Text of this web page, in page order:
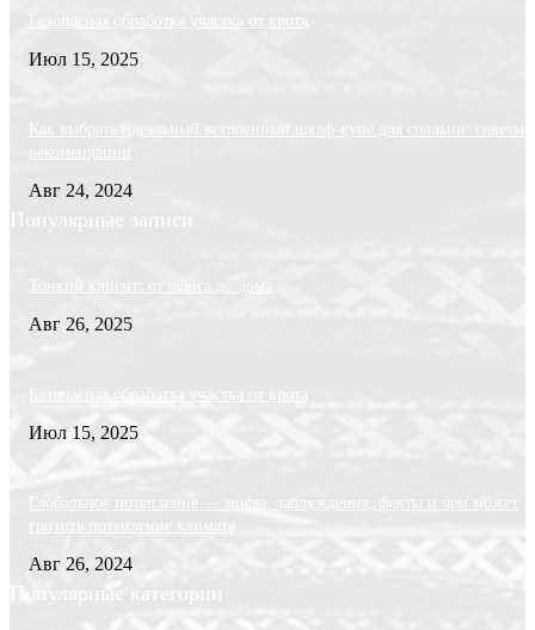
Безопасная обработка участка от крота
Июл 15, 2025
Как выбрать идеальный встроенный шкаф-купе для спальни: советы
рекомендации
Авг 24, 2024
Популярные записи
Тонкий клиент: от офиса до дома
Авг 26, 2025
Безопасная обработка участка от крота
Июл 15, 2025
Глобальное потепление — мифы, заблуждения, факты и чем может
грозить потепление климата
Авг 26, 2024
Популярные категории